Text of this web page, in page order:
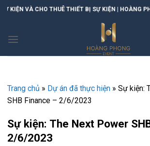
SkipKIỆN | HOÀNG PHONG EVENT
Trang chủ » Dự án đã thực hiện » Sự kiện:
SHB Finance – 2/6/2023
Sự kiện: The Next Power
2/6/2023